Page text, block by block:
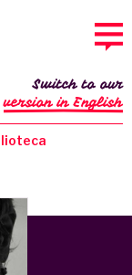
Switch to our
version in English